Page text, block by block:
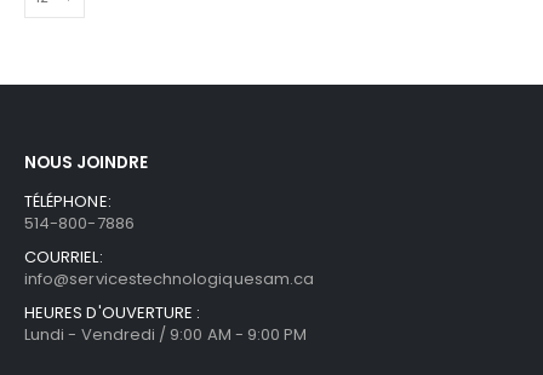
NOUS JOINDRE
TÉLÉPHONE:
514-800-7886
COURRIEL:
info@servicestechnologiquesam.ca
HEURES D'OUVERTURE :
Lundi - Vendredi / 9:00 AM - 9:00 PM